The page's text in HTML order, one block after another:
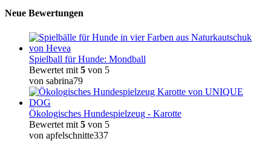
Neue Bewertungen
Spielball für Hunde: Mondball
Bewertet mit 5 von 5
von sabrina79
Ökologisches Hundespielzeug - Karotte
Bewertet mit 5 von 5
von apfelschnitte337